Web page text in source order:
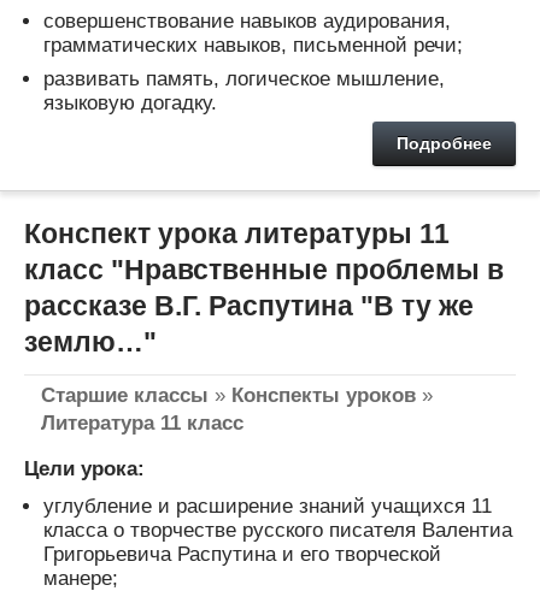
совершенствование навыков аудирования,
грамматических навыков, письменной речи;
развивать память, логическое мышление,
языковую догадку.
Подробнее
Конспект урока литературы 11
класс "Нравственные проблемы в
рассказе В.Г. Распутина "В ту же
землю…"
Старшие классы » Конспекты уроков »
Литература 11 класс
Цели урока:
углубление и расширение знаний учащихся 11
класса о творчестве русского писателя Валентиа
Григорьевича Распутина и его творческой
манере;